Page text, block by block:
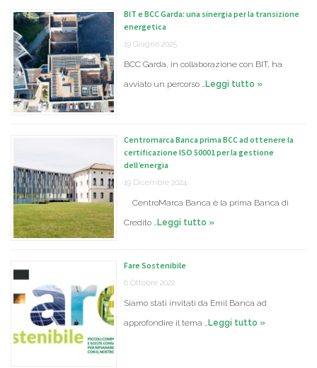
BIT e BCC Garda: una sinergia per la transizione
energetica
19 Giugno 2025
BCC Garda, in collaborazione con BIT, ha
avviato un percorso …Leggi tutto »
Centromarca Banca prima BCC ad ottenere la
certificazione ISO 50001 per la gestione
dell’energia
19 Dicembre 2024
CentroMarca Banca è la prima Banca di
Credito …Leggi tutto »
Fare Sostenibile
6 Ottobre 2022
Siamo stati invitati da Emil Banca ad
approfondire il tema …Leggi tutto »